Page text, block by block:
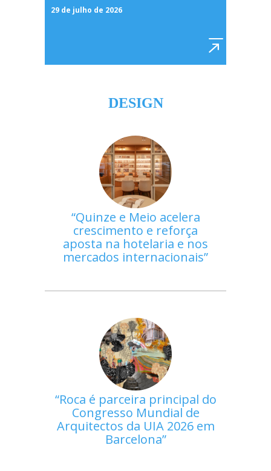
29 de julho de 2026
DESIGN
Quinze e Meio acelera
crescimento e reforça
aposta na hotelaria e nos
mercados internacionais
Roca é parceira principal do
Congresso Mundial de
Arquitectos da UIA 2026 em
Barcelona